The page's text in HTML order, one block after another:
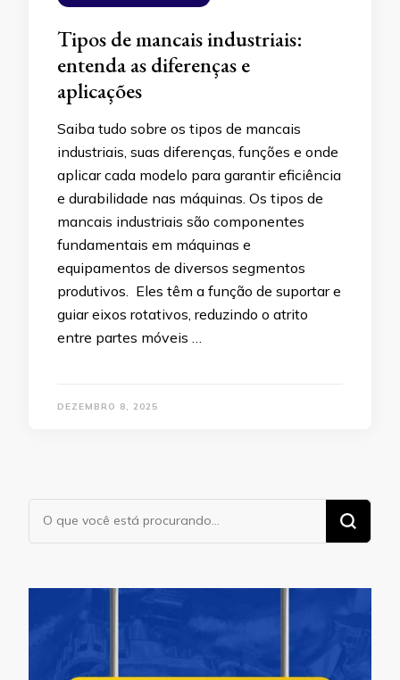
Tipos de mancais industriais:
entenda as diferenças e
aplicações
Saiba tudo sobre os tipos de mancais
industriais, suas diferenças, funções e onde
aplicar cada modelo para garantir eficiência
e durabilidade nas máquinas. Os tipos de
mancais industriais são componentes
fundamentais em máquinas e
equipamentos de diversos segmentos
produtivos. Eles têm a função de suportar e
guiar eixos rotativos, reduzindo o atrito
entre partes móveis …
DEZEMBRO 8, 2025